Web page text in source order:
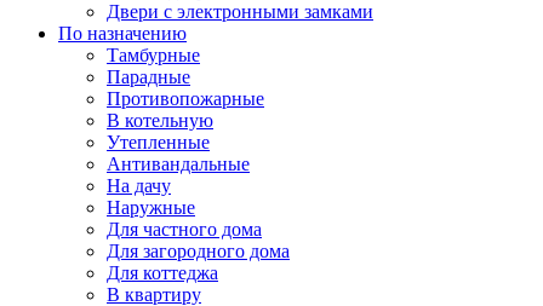
Двери с электронными замками
По назначению
Тамбурные
Парадные
Противопожарные
В котельную
Утепленные
Антивандальные
На дачу
Наружные
Для частного дома
Для загородного дома
Для коттеджа
В квартиру